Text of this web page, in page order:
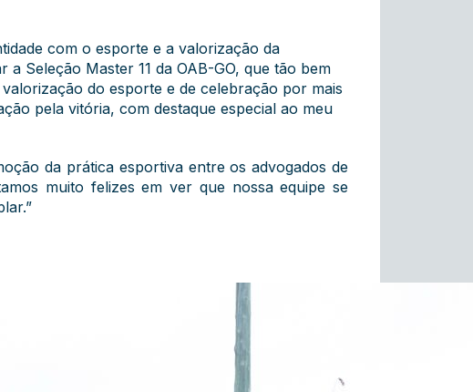
com o esporte e a valorização da
Seleção Master 11 da OAB-GO, que tão bem
do esporte e de celebração por mais
pela vitória, com destaque especial ao meu
da prática esportiva entre os advogados de
muito felizes em ver que nossa equipe se